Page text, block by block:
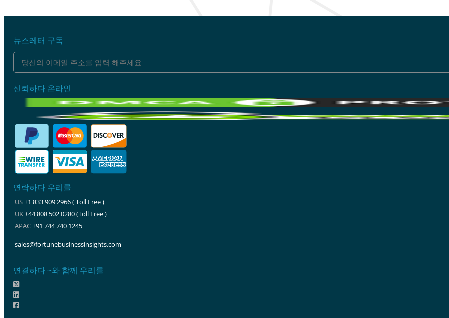
뉴스레터 구독
신뢰하다 온라인
연락하다 우리를
US+1 833 909 2966 ( Toll Free )
UK+44 808 502 0280 (Toll Free )
APAC+91 744 740 1245
sales@fortunebusinessinsights.com
연결하다 ~와 함께 우리를